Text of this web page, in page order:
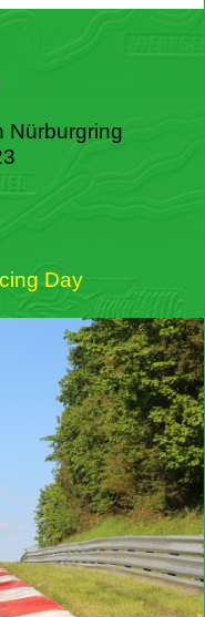
Nürburgring
Day